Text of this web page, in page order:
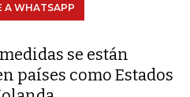
A WHATSAPP
se están
países como Estados